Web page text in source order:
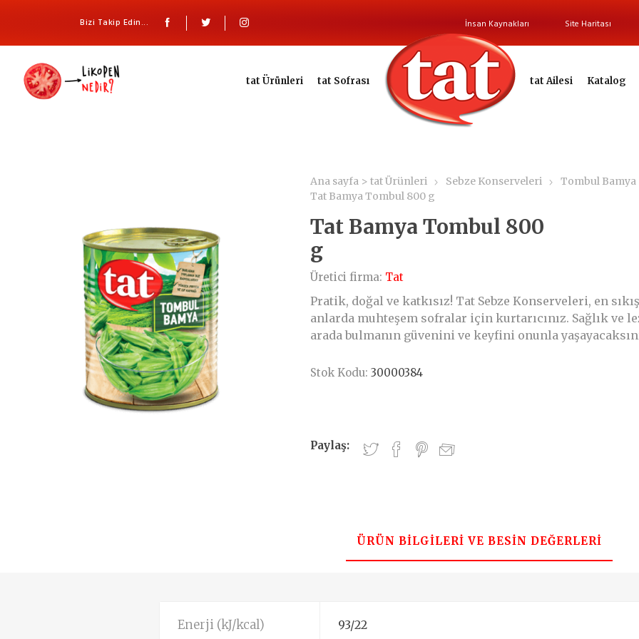
Bizi Takip Edin... İnsan Kaynakları Site Haritası
tat Ürünleri tat Sofrası tat Ailesi Katalog
Ana sayfa > tat Ürünleri Sebze Konserveleri
Tombul Bamya
Tat Bamya Tombul 800 g
Tat Bamya Tombul 800
g
Üretici firma: Tat
Pratik, doğal ve katkısız! Tat Sebze Konserveleri, en
anlarda muhteşem sofralar için kurtarıcınız. Sağlık ve
arada bulmanın güvenini ve keyfini onunla
Stok Kodu: 30000384
Paylaş:
ÜRÜN BILGILERI VE BESIN DEĞERLERI
Enerji (kJ/kcal) 93/22